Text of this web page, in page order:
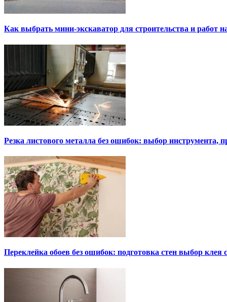
Как выбрать мини-экскаватор для строительства и работ
Резка листового металла без ошибок: выбор инструмента,
Переклейка обоев без ошибок: подготовка стен выбор клея